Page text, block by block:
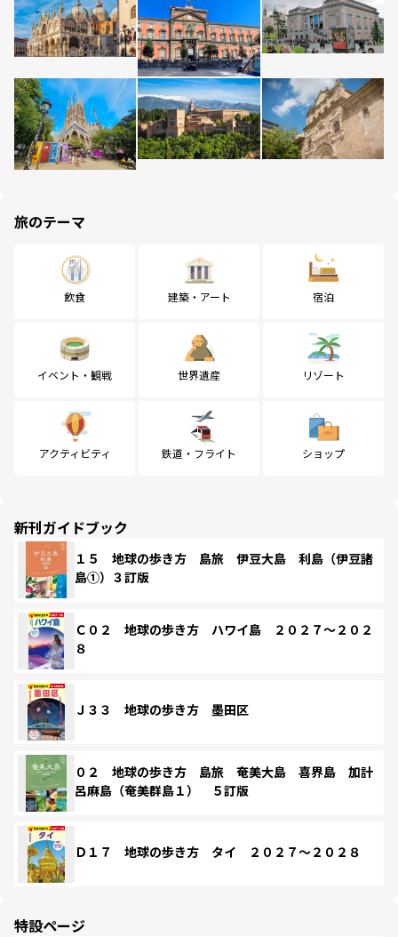
旅のテーマ
飲食 建築・アート 宿泊
イベント・観戦 世界遺産 リゾート
アクティビティ 鉄道・フライト ショップ
新刊ガイドブック
１５ 地球の歩き方 島旅 伊豆大島 利島（伊豆諸
島①）３訂版
Ｃ０２ 地球の歩き方 ハワイ島 ２０２７～２０２
８
Ｊ３３ 地球の歩き方 墨田区
０２ 地球の歩き方 島旅 奄美大島 喜界島 加計
呂麻島（奄美群島１） ５訂版
Ｄ１７ 地球の歩き方 タイ ２０２７～２０２８
特設ページ